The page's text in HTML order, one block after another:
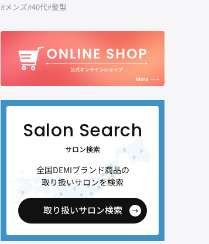
#メンズ#40代#髪型
サロン検索
全国DEMIブランド商品の
取り扱いサロンを検索
取り扱いサロン検索